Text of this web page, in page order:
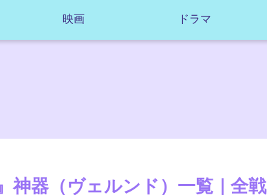
映画 ドラマ
神器（ヴェルンド）一覧｜全戦